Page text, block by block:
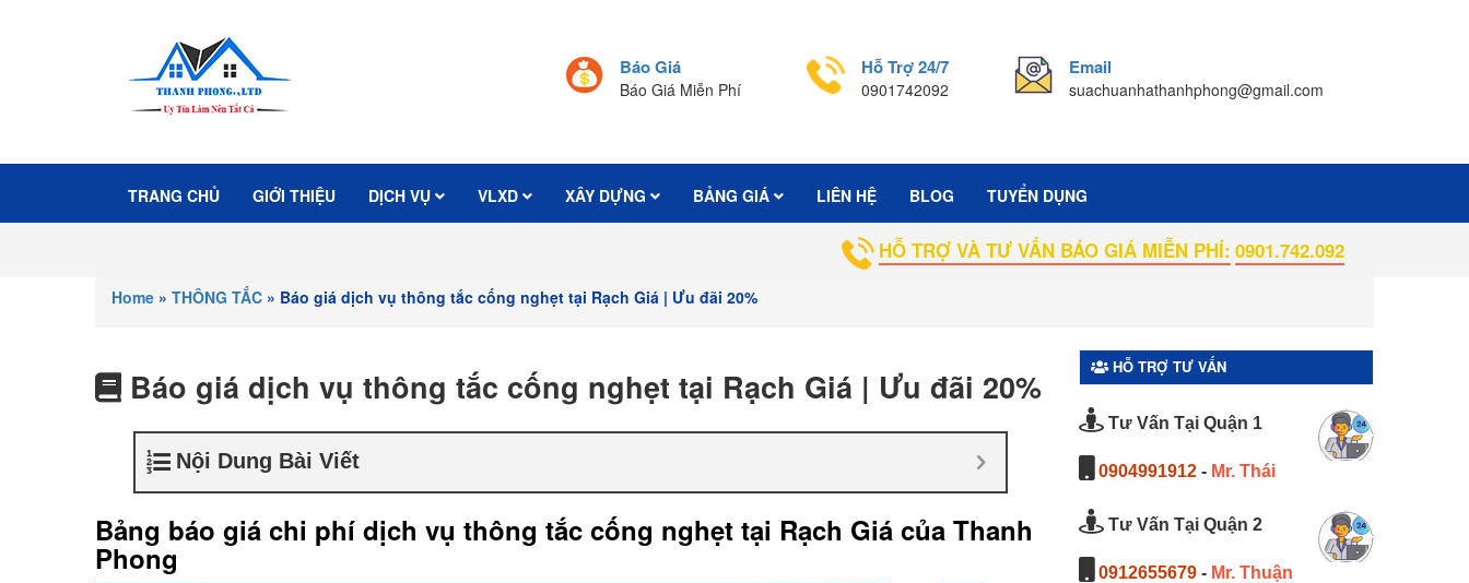
Báo Giá
Báo Giá Miễn Phí
Hỗ Trợ 24/7
0901742092
Email
suachuanhathanhphong@gmail.com
TRANG CHỦ GIỚI THIỆU DỊCH VỤ VLXD XÂY DỰNG BẢNG GIÁ LIÊN HỆ BLOG TUYỂN DỤNG
HỖ TRỢ VÀ TƯ VẤN BÁO GIÁ MIỄN PHÍ: 0901.742.092
Home » THÔNG TẮC » Báo giá dịch vụ thông tắc cống nghẹt tại Rạch Giá | Ưu đãi 20%
Báo giá dịch vụ thông tắc cống nghẹt tại Rạch Giá | Ưu đãi 20%
Nội Dung Bài Viết
Bảng báo giá chi phí dịch vụ thông tắc cống nghẹt tại Rạch Giá của Thanh
Phong
HỖ TRỢ TƯ VẤN
Tư Vấn Tại Quận 1
0904991912 - Mr. Thái
Tư Vấn Tại Quận 2
0912655679 - Mr. Thuận